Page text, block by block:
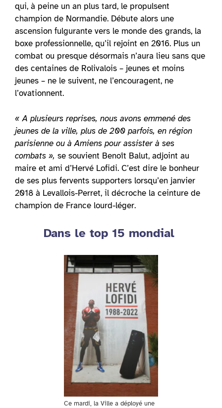
qui, à peine un an plus tard, le propulsent
champion de Normandie. Débute alors une
ascension fulgurante vers le monde des grands, la
boxe professionnelle, qu’il rejoint en 2016. Plus un
combat ou presque désormais n’aura lieu sans que
des centaines de Rolivalois – jeunes et moins
jeunes – ne le suivent, ne l’encouragent, ne
l’ovationnent.
« A plusieurs reprises, nous avons emmené des
jeunes de la ville, plus de 200 parfois, en région
parisienne ou à Amiens pour assister à ses
combats », se souvient Benoît Balut, adjoint au
maire et ami d’Hervé Lofidi. C’est dire le bonheur
de ses plus fervents supporters lorsqu’en janvier
2018 à Levallois-Perret, il décroche la ceinture de
champion de France lourd-léger.
Dans le top 15 mondial
Ce mardi, la Ville a déployé une